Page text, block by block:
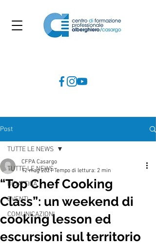
Post
TUTTE LE NEWS
DIDATTICA
EVENTI
COMUNICAZIONI
TUTTE LE NEWS
“Top Chef Cooking
Class”: un weekend di
cooking lesson ed
escursioni sul territorio
CFPA Casargo
12 mag 2021 Tempo di lettura: 2 min